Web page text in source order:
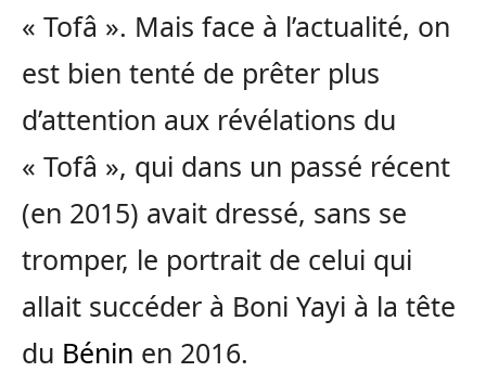
« Tofâ ». Mais face à l’actualité, on
est bien tenté de prêter plus
d’attention aux révélations du
« Tofâ », qui dans un passé récent
(en 2015) avait dressé, sans se
tromper, le portrait de celui qui
allait succéder à Boni Yayi à la tête
du Bénin en 2016.